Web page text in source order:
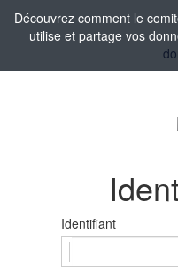
Découvrez comment le
utilise et partage vos
Identifiant